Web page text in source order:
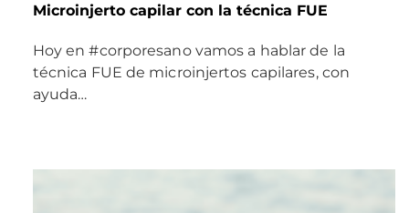
Microinjerto capilar con la técnica FUE
Hoy en #corporesano vamos a hablar de la
técnica FUE de microinjertos capilares, con
ayuda…